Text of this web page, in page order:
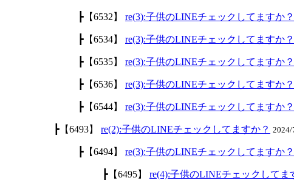
┣【6532】 re(3):子供のLINEチェックしてますか？
┣【6534】 re(3):子供のLINEチェックしてますか？
┣【6535】 re(3):子供のLINEチェックしてますか？
┣【6536】 re(3):子供のLINEチェックしてますか？
┣【6544】 re(3):子供のLINEチェックしてますか？
┣【6493】 re(2):子供のLINEチェックしてますか？ 2024/
┣【6494】 re(3):子供のLINEチェックしてますか？
┣【6495】 re(4):子供のLINEチェックしてま